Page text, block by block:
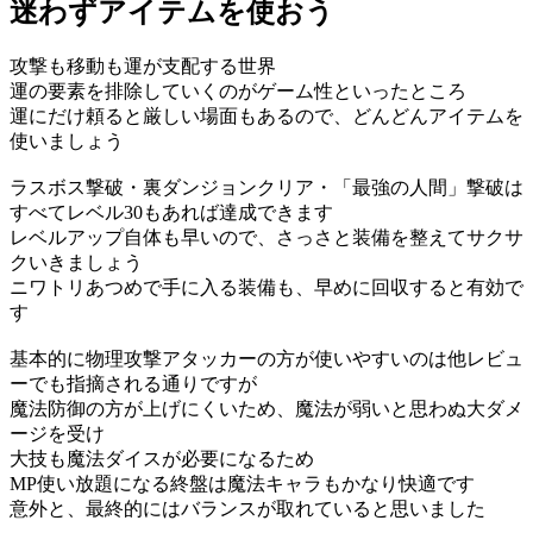
迷わずアイテムを使おう
攻撃も移動も運が支配する世界
運の要素を排除していくのがゲーム性といったところ
運にだけ頼ると厳しい場面もあるので、どんどんアイテムを
使いましょう
ラスボス撃破・裏ダンジョンクリア・「最強の人間」撃破は
すべてレベル30もあれば達成できます
レベルアップ自体も早いので、さっさと装備を整えてサクサ
クいきましょう
ニワトリあつめで手に入る装備も、早めに回収すると有効で
す
基本的に物理攻撃アタッカーの方が使いやすいのは他レビュ
ーでも指摘される通りですが
魔法防御の方が上げにくいため、魔法が弱いと思わぬ大ダメ
ージを受け
大技も魔法ダイスが必要になるため
MP使い放題になる終盤は魔法キャラもかなり快適です
意外と、最終的にはバランスが取れていると思いました